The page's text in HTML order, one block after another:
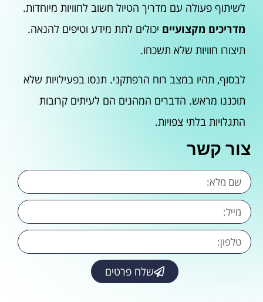
לשיתוף פעולה עם מדריך הטיול חשוב לחוויות מיוחדות.
מדריכים מקצועיים יכולים לתת מידע וטיפים להנאה.
תיצורו חוויות שלא תשכחו.
לבסוף, תהיו במצב רוח הרפתקני. תנסו בפעילויות שלא
תוכננו מראש. הדברים המהנים הם לעיתים קרובות
התגלויות בלתי צפויות.
צור קשר
שלח פרטים